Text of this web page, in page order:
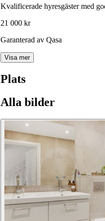
Kvalificerade hyresgäster med
21 000 kr
Garanterad av Qasa
Visa mer
Plats
Alla bilder